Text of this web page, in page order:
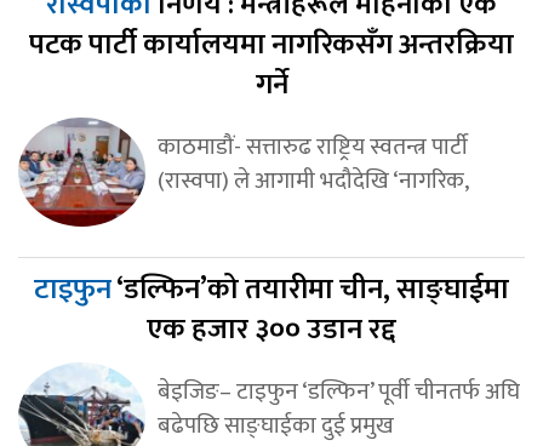
पटक पार्टी कार्यालयमा नागरिकसँग अन्तरक्रिया
गर्ने
काठमाडौं- सत्तारुढ राष्ट्रिय स्वतन्त्र पार्टी
(रास्वपा) ले आगामी भदौदेखि ‘नागरिक,
टाइफुन‘डल्फिन’को तयारीमा चीन, साङ्घाईमा
एक हजार ३०० उडान रद्द
बेइजिङ– टाइफुन ‘डल्फिन’ पूर्वी चीनतर्फ अघि
बढेपछि साङ्घाईका दुई प्रमुख